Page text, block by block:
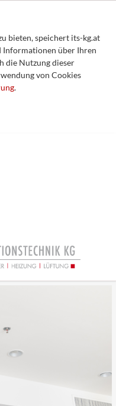
bieten, speichert its-kg.at
Informationen über Ihren
die Nutzung dieser
von Cookies
.